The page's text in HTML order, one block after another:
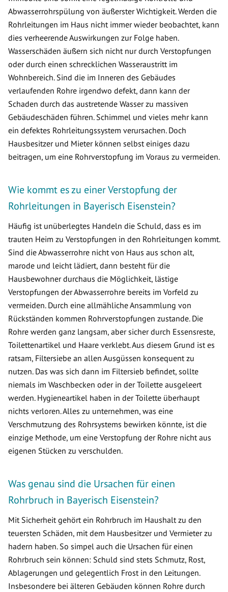
Abwasserrohrspülung von äußerster Wichtigkeit. Werden die
Rohrleitungen im Haus nicht immer wieder beobachtet, kann
dies verheerende Auswirkungen zur Folge haben.
Wasserschäden äußern sich nicht nur durch Verstopfungen
oder durch einen schrecklichen Wasseraustritt im
Wohnbereich. Sind die im Inneren des Gebäudes
verlaufenden Rohre irgendwo defekt, dann kann der
Schaden durch das austretende Wasser zu massiven
Gebäudeschäden führen. Schimmel und vieles mehr kann
ein defektes Rohrleitungssystem verursachen. Doch
Hausbesitzer und Mieter können selbst einiges dazu
beitragen, um eine Rohrverstopfung im Voraus zu vermeiden.
Wie kommt es zu einer Verstopfung der
Rohrleitungen in Bayerisch Eisenstein?
Häufig ist unüberlegtes Handeln die Schuld, dass es im
trauten Heim zu Verstopfungen in den Rohrleitungen kommt.
Sind die Abwasserrohre nicht von Haus aus schon alt,
marode und leicht lädiert, dann besteht für die
Hausbewohner durchaus die Möglichkeit, lästige
Verstopfungen der Abwasserrohre bereits im Vorfeld zu
vermeiden. Durch eine allmähliche Ansammlung von
Rückständen kommen Rohrverstopfungen zustande. Die
Rohre werden ganz langsam, aber sicher durch Essensreste,
Toilettenartikel und Haare verklebt. Aus diesem Grund ist es
ratsam, Filtersiebe an allen Ausgüssen konsequent zu
nutzen. Das was sich dann im Filtersieb befindet, sollte
niemals im Waschbecken oder in der Toilette ausgeleert
werden. Hygieneartikel haben in der Toilette überhaupt
nichts verloren. Alles zu unternehmen, was eine
Verschmutzung des Rohrsystems bewirken könnte, ist die
einzige Methode, um eine Verstopfung der Rohre nicht aus
eigenen Stücken zu verschulden.
Was genau sind die Ursachen für einen
Rohrbruch in Bayerisch Eisenstein?
Mit Sicherheit gehört ein Rohrbruch im Haushalt zu den
teuersten Schäden, mit dem Hausbesitzer und Vermieter zu
hadern haben. So simpel auch die Ursachen für einen
Rohrbruch sein können: Schuld sind stets Schmutz, Rost,
Ablagerungen und gelegentlich Frost in den Leitungen.
Insbesondere bei älteren Gebäuden können Rohre durch